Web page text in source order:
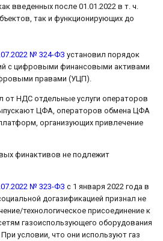
введенных после 01.01.2022 в т. ч.
так и функционирующих до
№ 324-ФЗ установил порядок
с цифровыми финансовыми активами
правами (УЦП).
от НДС отдельные услуги операторов
ЦФА, операторов обмена ЦФА
организующих привлечение
финактивов не подлежит
№ 323-ФЗ с 1 января 2022 года в
догазификацией признал не
технологическое присоединение к
газоиспользующего оборудования
условии, что они используют газ